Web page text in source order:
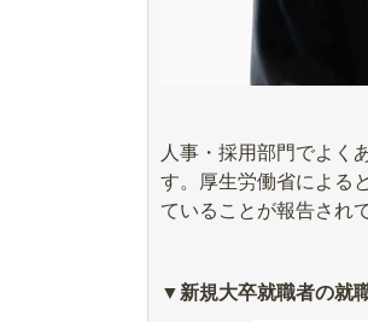
人事・採用部門でよく
す。厚生労働省による
ていることが報告され
▼新規大卒就職者の就